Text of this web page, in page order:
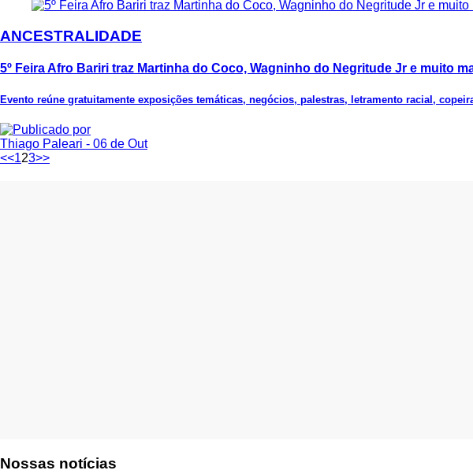
ANCESTRALIDADE
5º Feira Afro Bariri traz Martinha do Coco, Wagninho do Negritude Jr e muito
Evento reúne gratuitamente exposições temáticas, negócios, palestras, letramento racial,
Thiago Paleari - 06 de Out
<<123>>
Nossas notícias